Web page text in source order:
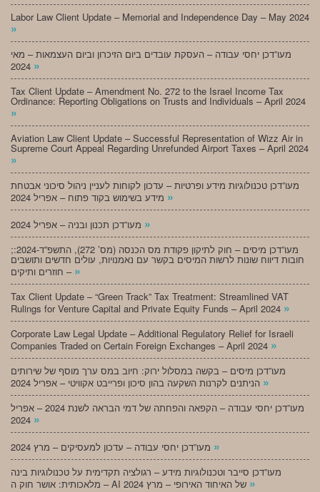
Labor Law Client Update – Memorial and Independence Day – May 2024
»
מעו”דכן יחסי עבודה – העסקת עובדים ביום הזיכרון וביום העצמאות – מאי
»
Tax Client Update – Amendment No. 272 to the Israel Income Tax
Ordinance: Reporting Obligations on Trusts and Individuals – April 2024
»
Aviation Law Client Update – Successful Representation of Wizz Air in
Supreme Court Appeal Regarding Unrefunded Airport Taxes – April 2024
»
מעו”דכן טכנולוגיות מידע ופרטיות – עדכון לקוחות לעניין ניהול סיכוני אבטחת
»
»
;מעו”דכן מיסים – חוק לתיקון פקודת מס הכנסה (מס’ 272), התשפ”ד-2024:
חובות דיווח שונות לרשות המיסים בקשר עם נאמנויות, עולים חדשים ותושבים
חוזרים ותיקים – »
Tax Client Update – “Green Track” Tax Treatment: Streamlined VAT
Rulings for Venture Capital and Private Equity Funds – April 2024 »
Corporate Law Legal Update – Additional Regulatory Relief for Israeli
Companies Traded on Certain Foreign Exchanges – April 2024 »
מעו”דכן מיסים – בקשה במסלול ירוק: חיוב במס ערך מוסף של שירותים
»
מעו”דכן יחסי עבודה – הקפאה והפחתה של דמי הבראה לשנת 2024 – אפריל
»
»
מעו”דכן סייבר וטכנולוגיות מידע – רגולציה תקדימית על טכנולוגיות בינה
»